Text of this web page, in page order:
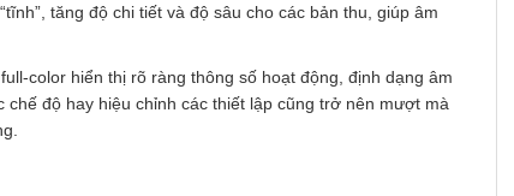
tăng độ chi tiết và độ sâu cho các bản thu, giúp âm
color hiển thị rõ ràng thông số hoạt động, định dạng âm
độ hay hiệu chỉnh các thiết lập cũng trở nên mượt mà